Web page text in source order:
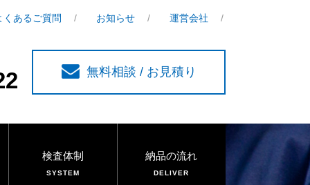
くあるご質問 お知らせ 運営会社
無料相談 / お見積り
検査体制
SYSTEM
納品の流れ
DELIVER